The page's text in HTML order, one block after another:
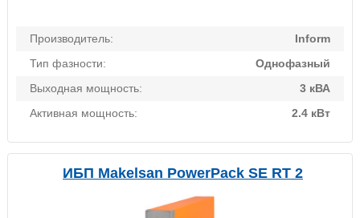
Производитель:
Inform
Тип фазности:
Однофазный
Выходная мощность:
3 кВА
Активная мощность:
2.4 кВт
ИБП Makelsan PowerPack SE RT 2